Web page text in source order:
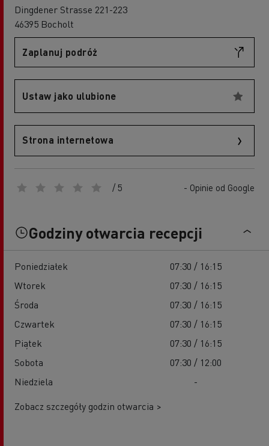
Dingdener Strasse 221-223
46395 Bocholt
Zaplanuj podróż
Ustaw jako ulubione
Strona internetowa
/ 5 - Opinie od Google
Godziny otwarcia recepcji
Poniedziałek
07:30 / 16:15
Wtorek
07:30 / 16:15
Środa
07:30 / 16:15
Czwartek
07:30 / 16:15
Piątek
07:30 / 16:15
Sobota
07:30 / 12:00
Niedziela
-
Zobacz szczegóły godzin otwarcia >